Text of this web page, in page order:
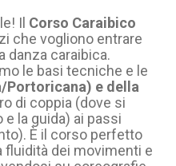
Il Corso Caraibico
che vogliono entrare
danza caraibica.
le basi tecniche e le
Portoricana) e della
di coppia (dove si
la guida) ai passi
È il corso perfetto
fluidità dei movimenti e